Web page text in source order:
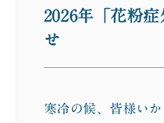
院内
お知
採用
2026年「花粉
せ
寒冷の候、皆様い